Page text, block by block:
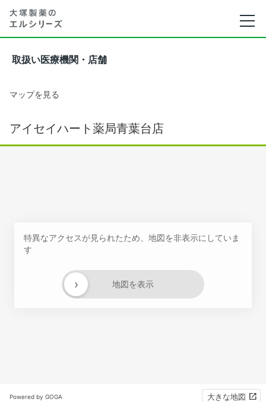
取扱い医療機関・店舗
マップを見る
アイセイハート薬局青葉台店
特異なアクセスが見られたため、地図を非表示にしていま
す
地図を表示
›
Powered by GOGA 大きな地図